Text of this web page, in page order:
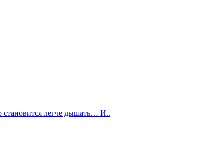
становится легче дышать… И..